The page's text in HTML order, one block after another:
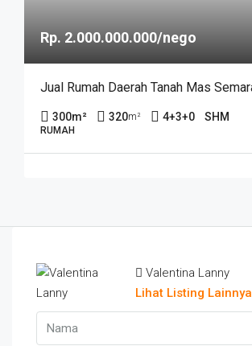
Rp. 2.000.000.000/nego
300m² 320m² 4+3+0 SHM
RUMAH
Valentina Lanny
Lihat Listing Lainnya